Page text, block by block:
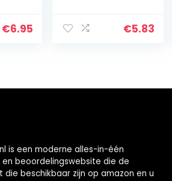
€6.95
lichtbruin/zilver,
€5.83
is een moderne alles-in-één
en beoordelingswebsite die de
beschikbaar zijn op amazon en u